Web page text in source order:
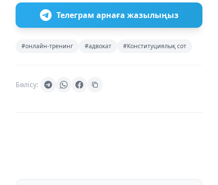
Телеграм арнаға жазылыңыз
#онлайн-тренинг #адвокат #Конституциялық сот
Бөлісу: